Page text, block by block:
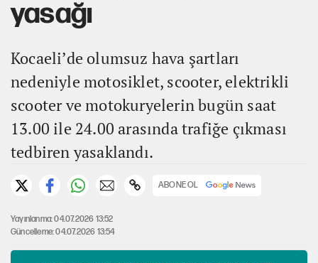
yasağı
Kocaeli’de olumsuz hava şartları
nedeniyle motosiklet, scooter, elektrikli
scooter ve motokuryelerin bugün saat
13.00 ile 24.00 arasında trafiğe çıkması
tedbiren yasaklandı.
ABONE OL
Yayınlanma: 04.07.2026 13:52
Güncelleme: 04.07.2026 13:54